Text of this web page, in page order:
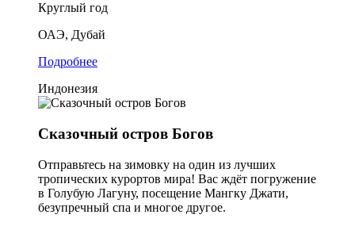
Круглый год
ОАЭ, Дубай
Подробнее
Индонезия
Сказочный остров Богов
Отправьтесь на зимовку на один из лучших
тропических курортов мира! Вас ждёт погружение
в Голубую Лагуну, посещение Мангку Джати,
безупречный спа и многое другое.